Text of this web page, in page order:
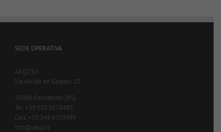
SEDE OPERATIVA
AEQZ Srl
Via Alcide de Gasperi, 10
25060 Collebeato (BS)
Tel. +39.030.9178483
Cell. +39.348.6703499
info@aeqz.it